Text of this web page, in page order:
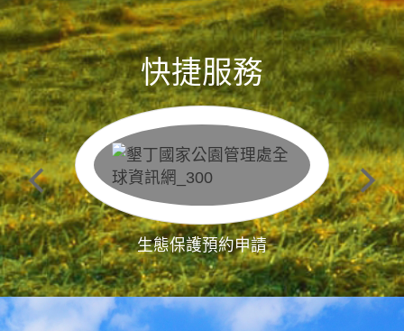
快捷服務
生態保護預約申請